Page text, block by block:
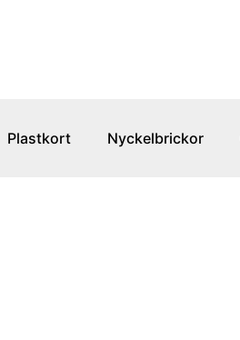
Plastkort Nyckelbrickor